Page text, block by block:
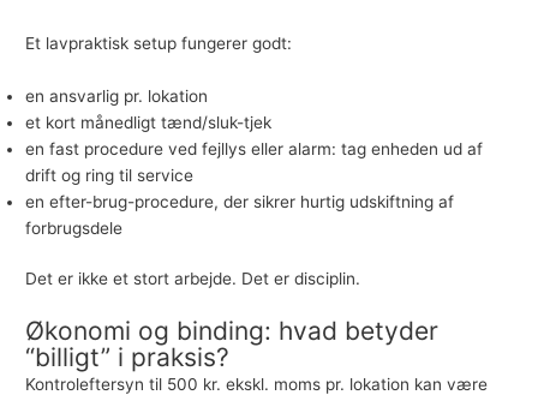
Et lavpraktisk setup fungerer godt:
en ansvarlig pr. lokation
et kort månedligt tænd/sluk-tjek
en fast procedure ved fejllys eller alarm: tag enheden ud af
drift og ring til service
en efter-brug-procedure, der sikrer hurtig udskiftning af
forbrugsdele
Det er ikke et stort arbejde. Det er disciplin.
Økonomi og binding: hvad betyder
“billigt” i praksis?
Kontroleftersyn til 500 kr. ekskl. moms pr. lokation kan være